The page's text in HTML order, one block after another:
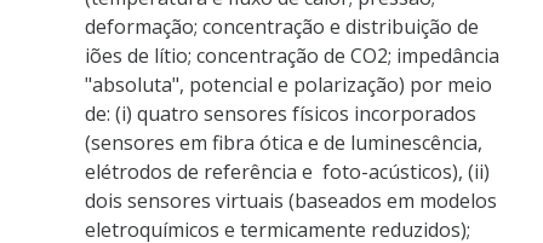
deformação; concentração e distribuição de
iões de lítio; concentração de CO2; impedância
"absoluta", potencial e polarização) por meio
de: (i) quatro sensores físicos incorporados
(sensores em fibra ótica e de luminescência,
elétrodos de referência e foto-acústicos), (ii)
dois sensores virtuais (baseados em modelos
eletroquímicos e termicamente reduzidos);